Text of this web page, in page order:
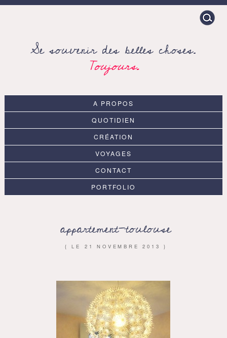
Search
for:
Se souvenir des belles choses.
Toujours.
A PROPOS
QUOTIDIEN
CRÉATION
VOYAGES
CONTACT
PORTFOLIO
appartement-toulouse
{ LE 21 NOVEMBRE 2013 }